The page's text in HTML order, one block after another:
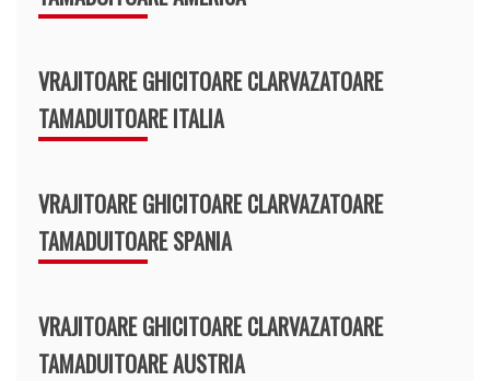
VRAJITOARE GHICITOARE CLARVAZATOARE
TAMADUITOARE ITALIA
VRAJITOARE GHICITOARE CLARVAZATOARE
TAMADUITOARE SPANIA
VRAJITOARE GHICITOARE CLARVAZATOARE
TAMADUITOARE AUSTRIA